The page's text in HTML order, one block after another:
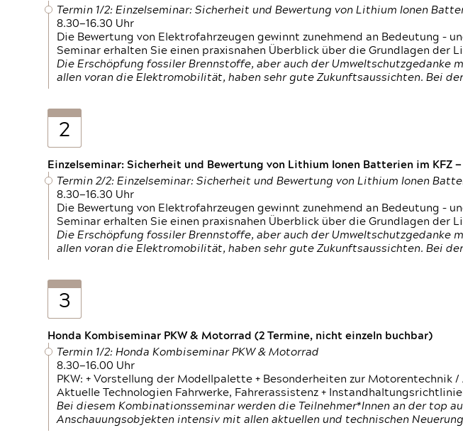
Termin 1/2: Einzelseminar: Sicherheit und Bewertung von Lithium Ionen
8.30—16.30 Uhr
Die Bewertung von Elektrofahrzeugen gewinnt zunehmend an Bedeutung –
Seminar erhalten Sie einen praxisnahen Überblick über die Grundlagen der
Die Erschöpfung fossiler Brennstoffe, aber auch der
allen voran die Elektromobilität, haben sehr gute Zukunftsaussichten. Bei
2
Einzelseminar: Sicherheit und Bewertung von Lithium Ionen Batterien im KFZ
Termin 2/2: Einzelseminar: Sicherheit und Bewertung von Lithium Ionen
8.30—16.30 Uhr
Die Bewertung von Elektrofahrzeugen gewinnt zunehmend an Bedeutung –
Seminar erhalten Sie einen praxisnahen Überblick über die Grundlagen der
Die Erschöpfung fossiler Brennstoffe, aber auch der
allen voran die Elektromobilität, haben sehr gute Zukunftsaussichten. Bei
3
Honda Kombiseminar PKW & Motorrad (2 Termine, nicht einzeln buchbar)
Termin 1/2: Honda Kombiseminar PKW & Motorrad
8.30—16.00 Uhr
PKW: + Vorstellung der Modellpalette + Besonderheiten zur
Aktuelle Technologien Fahrwerke, Fahrerassistenz +
Bei diesem Kombinationsseminar werden die Teilnehmer*Innen an der top
Anschauungsobjekten intensiv mit allen aktuellen und technischen